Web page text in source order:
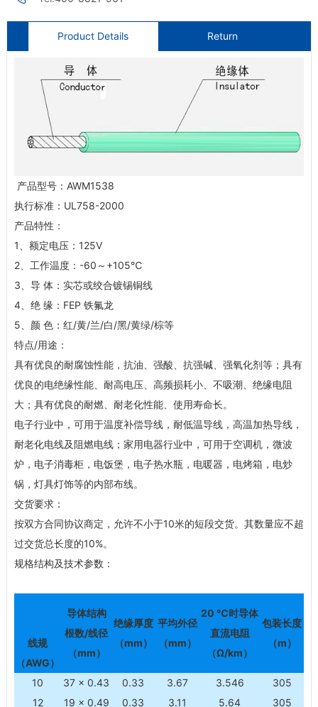
Product Details Return
产品型号：AWM1538
执行标准：UL758-2000
产品特性：
1、额定电压：125V
2、工作温度：-60～+105℃
3、导 体：实芯或绞合镀锡铜线
4、绝 缘：FEP 铁氟龙
5、颜 色：红/黄/兰/白/黑/黄绿/棕等
特点/用途：
具有优良的耐腐蚀性能，抗油、强酸、抗强碱、强氧化剂等；具有
优良的电绝缘性能、耐高电压、高频损耗小、不吸潮、绝缘电阻
大；具有优良的耐燃、耐老化性能、使用寿命长。
电子行业中，可用于温度补偿导线，耐低温导线，高温加热导线，
耐老化电线及阻燃电线；家用电器行业中，可用于空调机，微波
炉，电子消毒柜，电饭堡，电子热水瓶，电暖器，电烤箱，电炒
锅，灯具灯饰等的内部布线。
交货要求：
按双方合同协议商定，允许不小于10米的短段交货。其数量应不超
过交货总长度的10%。
规格结构及技术参数：
线规
（AWG）
导体结构
根数/线径
（mm）
绝缘厚度
（mm）
平均外径
（mm）
20 ℃时导体
直流电阻
（Ω/km）
包装长度
（m）
10 37 × 0.43 0.33 3.67 3.546
305
12
19 × 0.49 0.33 3.11 5.64 305